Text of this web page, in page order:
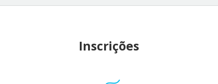
Inscrições